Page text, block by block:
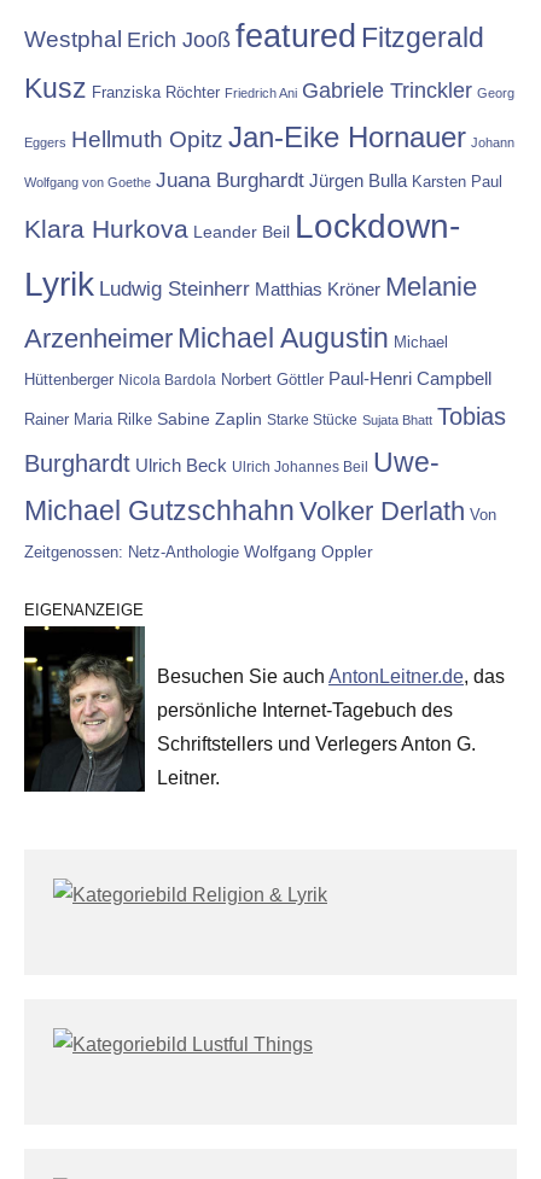
Westphal Erich Jooß featured Fitzgerald
Kusz Franziska Röchter Friedrich Ani Gabriele Trinckler Georg
Eggers Hellmuth Opitz Jan-Eike Hornauer Johann
Wolfgang von Goethe Juana Burghardt Jürgen Bulla Karsten Paul
Klara Hurkova Leander Beil Lockdown-
Lyrik Ludwig Steinherr Matthias Kröner Melanie
Arzenheimer Michael Augustin Michael
Hüttenberger Nicola Bardola Norbert Göttler Paul-Henri Campbell
Rainer Maria Rilke Sabine Zaplin Starke Stücke Sujata Bhatt Tobias
Burghardt Ulrich Beck Ulrich Johannes Beil
Uwe-
Michael Gutzschhahn Volker Derlath Von
Zeitgenossen: Netz-Anthologie Wolfgang Oppler
EIGENANZEIGE
Besuchen Sie auch AntonLeitner.de, das
persönliche Internet-Tagebuch des
Schriftstellers und Verlegers Anton G.
Leitner.